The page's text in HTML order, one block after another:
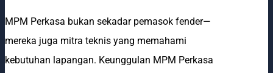
MPM Perkasa bukan sekadar pemasok fender—
mereka juga mitra teknis yang memahami
kebutuhan lapangan. Keunggulan MPM Perkasa